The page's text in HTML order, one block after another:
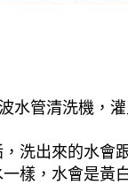
水管清洗機，
洗出來的水會
樣，水會是黃